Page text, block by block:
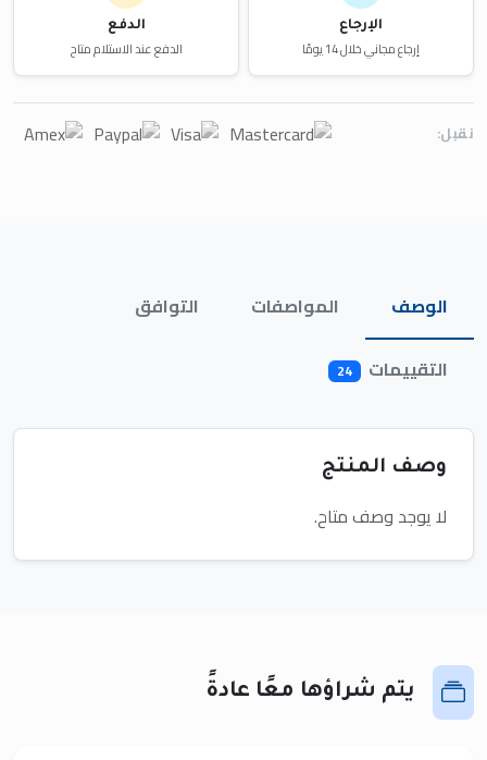
الإرجاع
إرجاع مجاني خلال 14 يومًا
الدفع
الدفع عند الاستلام متاح
نقبل:
الوصف المواصفات
التوافق
التقييمات
24
وصف المنتج
لا يوجد وصف متاح.
يتم شراؤها معًا عادةً